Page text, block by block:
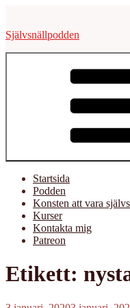
innehåll
Självsnällpodden
Startsida
Podden
Konsten att vara
Kurser
Kontakta mig
Patreon
Etikett: